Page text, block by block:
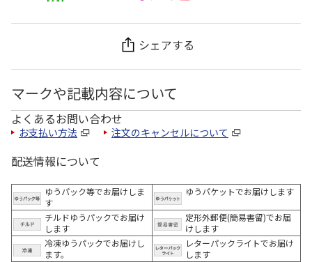
シェアする
マークや記載内容について
よくあるお問い合わせ
お支払い方法 注文のキャンセルについて
配送情報について
ゆうパック等でお届けしま
す
ゆうパケットでお届けします
チルドゆうパックでお届け
します
定形外郵便(簡易書留)でお届
けします
冷凍ゆうパックでお届けし
ます。
レターパックライトでお届け
します